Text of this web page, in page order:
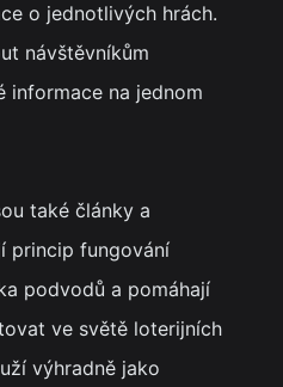
o jednotlivých hrách.
návštěvníkům
informace na jednom
také články a
princip fungování
podvodů a pomáhají
ve světě loterijních
výhradně jako